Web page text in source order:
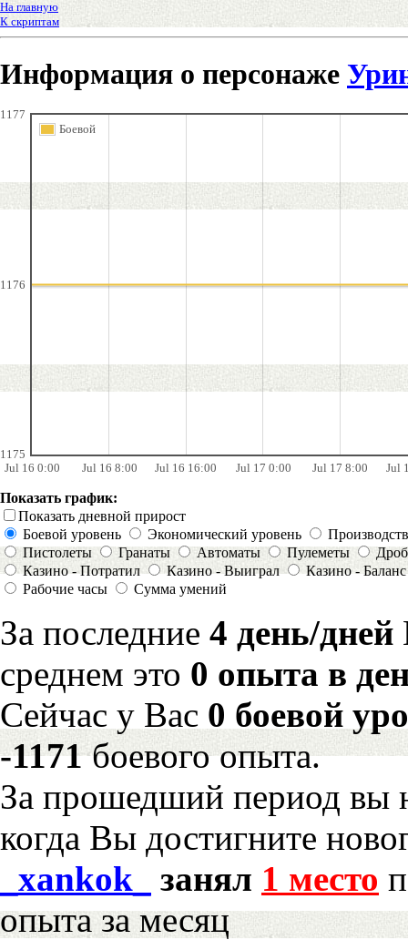
На главную
К скриптам
Информация о персонаже
Jul 16 0:00 Jul 16 8:00 Jul 16 16:00 Jul 17 0:00 Jul 17 8:00 Jul
1175
1176
1177
Боевой
Показать график:
Показать дневной прирост
Боевой уровень
Экономический уровень
Пистолеты
Гранаты Автоматы Пулеметы
Казино - Потратил
Казино - Выиграл
Казино - Баланс
Рабочие часы
Сумма умений
За последние 4 день/дней
среднем это 0 опыта в
Сейчас у Вас 0 боевой
-1171боевого опыта.
За прошедший период вы
когда Вы достигните
_xankok_
занял 1 место
опыта за месяц